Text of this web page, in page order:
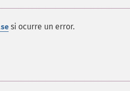
si ocurre un error.